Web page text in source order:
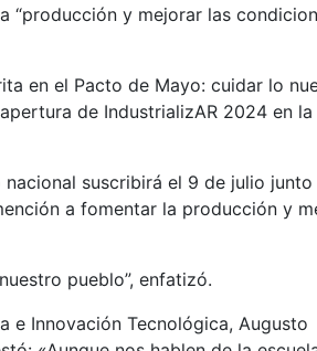
“producción y mejorar las
en el Pacto de Mayo: cuidar lo
de IndustrializAR 2024 en la
suscribirá el 9 de julio junto
a fomentar la producción y
pueblo”, enfatizó.
e Innovación Tecnológica, Augusto